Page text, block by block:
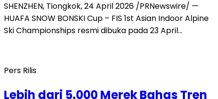
SHENZHEN, Tiongkok, 24 April 2026 /PRNewswire/ —
HUAFA SNOW BONSKI Cup – FIS 1st Asian Indoor Alpine
Ski Championships resmi dibuka pada 23 April…
Pers Rilis
Lebih dari 5.000 Merek Bahas Tren